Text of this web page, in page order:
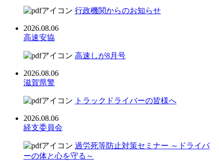
行政機関からのお知らせ
2026.08.06
高速安協
高速しが8月号
2026.08.06
滋賀県警
トラックドライバーの皆様へ
2026.08.06
経支委員会
過労死等防止対策セミナー ～ドライバ
ーの体と心を守る～